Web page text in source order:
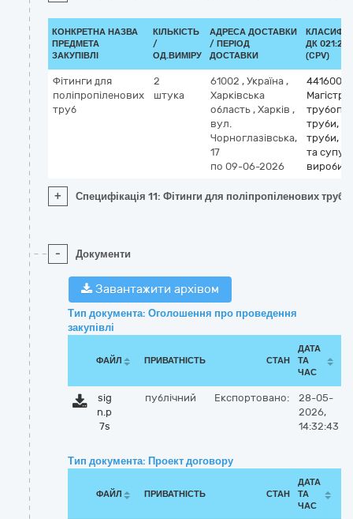
КОНКРЕТНА НАЗВА
ПРЕДМЕТА
ЗАКУПІВЛІ
КІЛЬКІСТЬ
/
ОД.ВИМІРУ
АДРЕСА ДОСТАВКИ
/ ПЕРІОД
ДОСТАВКИ
ДК
(CPV)
Фітинги для
поліпропіленових
труб
2
штука
61002 , Україна ,
Харківська
область , Харків ,
вул.
Чорноглазівська,
17
по 09-06-2026
труби,
труби,
та
вироби
+ Специфікація 11: Фітинги для поліпропіленових труб
- Документи
Завантажити архівом
Тип документа: Оголошення про проведення
закупівлі
ФАЙЛ ПРИВАТНІСТЬ СТАН
ДАТА
ТА
ЧАС
sig
n.p
7s
публічний Експортовано:
28-05-
2026,
14:32:43
Тип документа: Проект договору
ФАЙЛ ПРИВАТНІСТЬ СТАН
ДАТА
ТА
ЧАС